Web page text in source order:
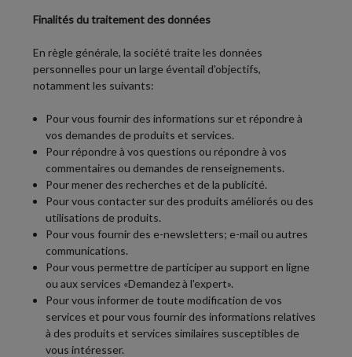
Finalités du traitement des données
En règle générale, la société traite les données
personnelles pour un large éventail d'objectifs,
notamment les suivants:
Pour vous fournir des informations sur et répondre à
vos demandes de produits et services.
Pour répondre à vos questions ou répondre à vos
commentaires ou demandes de renseignements.
Pour mener des recherches et de la publicité.
Pour vous contacter sur des produits améliorés ou des
utilisations de produits.
Pour vous fournir des e-newsletters; e-mail ou autres
communications.
Pour vous permettre de participer au support en ligne
ou aux services «Demandez à l'expert».
Pour vous informer de toute modification de vos
services et pour vous fournir des informations relatives
à des produits et services similaires susceptibles de
vous intéresser.